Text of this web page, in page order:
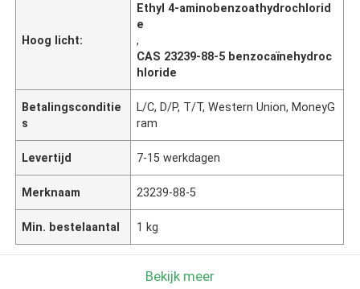
Hoog licht:
Ethyl 4-aminobenzoathydrochlorid
e
,
CAS 23239-88-5 benzocaïnehydroc
hloride
Betalingsconditie
s
L/C, D/P, T/T, Western Union, MoneyG
ram
Levertijd 7-15 werkdagen
Merknaam 23239-88-5
Min. bestelaantal 1 kg
Bekijk meer